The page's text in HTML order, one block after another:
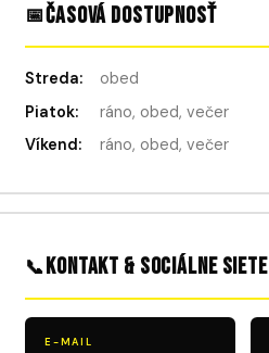
📅Časová dostupnosť
Streda:
obed
Piatok:
ráno, obed, večer
Víkend:
ráno, obed, večer
📞Kontakt & sociálne siete
E-MAIL